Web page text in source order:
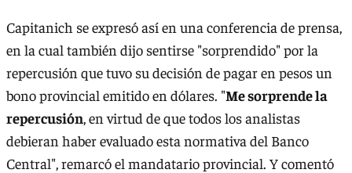
Capitanich se expresó así en una conferencia de prensa,
en la cual también dijo sentirse "sorprendido" por la
repercusión que tuvo su decisión de pagar en pesos un
bono provincial emitido en dólares. "Me sorprende la
repercusión, en virtud de que todos los analistas
debieran haber evaluado esta normativa del Banco
Central", remarcó el mandatario provincial. Y comentó